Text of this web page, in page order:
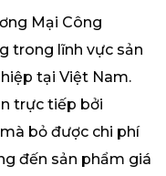
Mại Công
trong lĩnh vực sản
tại Việt Nam.
trực tiếp bởi
bỏ được chi phí
đến sản phẩm giá